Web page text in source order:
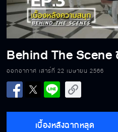
Behind The
ออกอากาศ เสาร์ที่ 22 เมษายน 2566
เบื้องหลังฉากหลุด
Behind
Behind